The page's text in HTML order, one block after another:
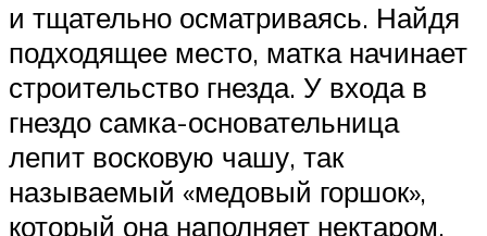
и тщательно осматриваясь. Найдя
подходящее место, матка начинает
строительство гнезда. У входа в
гнездо самка-основательница
лепит восковую чашу, так
называемый «медовый горшок»,
который она наполняет нектаром.